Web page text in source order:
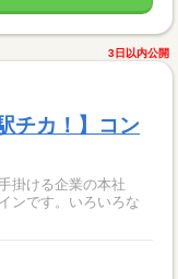
3日以内公開
チカ！】コン
掛ける企業の本社
ンです。いろいろな